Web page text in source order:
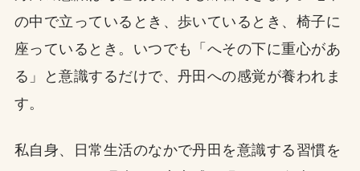
の中で立っているとき、歩いているとき、椅子に
座っているとき。いつでも「へその下に重心があ
る」と意識するだけで、丹田への感覚が養われま
す。
私自身、日常生活のなかで丹田を意識する習慣を